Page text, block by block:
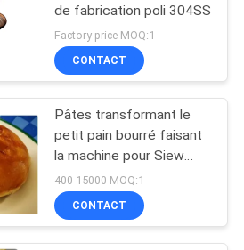
de fabrication poli 304SS
Factory price MOQ:1
CONTACT
Pâtes transformant le
petit pain bourré faisant
la machine pour Siew
Pau
400-15000 MOQ:1
CONTACT